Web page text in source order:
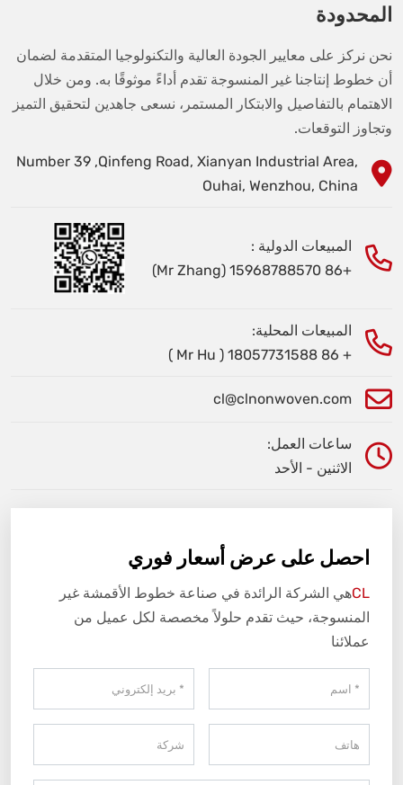
المحدودة
نحن نركز على معايير الجودة العالية والتكنولوجيا المتقدمة لضمان
أن خطوط إنتاجنا غير المنسوجة تقدم أداءً موثوقًا به. ومن خلال
الاهتمام بالتفاصيل والابتكار المستمر، نسعى جاهدين لتحقيق التميز
وتجاوز التوقعات.
Number 39 ,Qinfeng Road, Xianyan Industrial Area,
Ouhai, Wenzhou, China
المبيعات الدولية :
+86 15968788570 (Mr Zhang)
المبيعات المحلية:
+ 86 18057731588 ( Mr Hu )
cl@clnonwoven.com
ساعات العمل:
الاثنين - الأحد
احصل على عرض أسعار فوري
CLهي الشركة الرائدة في صناعة خطوط الأقمشة غير
المنسوجة، حيث تقدم حلولاً مخصصة لكل عميل من
عملائنا